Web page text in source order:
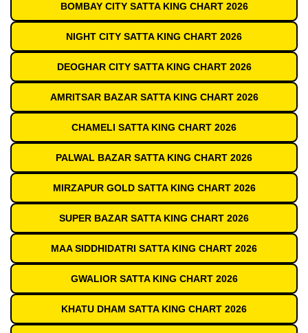
BOMBAY CITY SATTA KING CHART 2026
NIGHT CITY SATTA KING CHART 2026
DEOGHAR CITY SATTA KING CHART 2026
AMRITSAR BAZAR SATTA KING CHART 2026
CHAMELI SATTA KING CHART 2026
PALWAL BAZAR SATTA KING CHART 2026
MIRZAPUR GOLD SATTA KING CHART 2026
SUPER BAZAR SATTA KING CHART 2026
MAA SIDDHIDATRI SATTA KING CHART 2026
GWALIOR SATTA KING CHART 2026
KHATU DHAM SATTA KING CHART 2026